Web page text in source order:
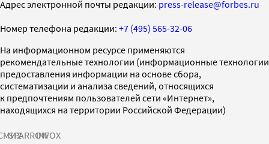
Адрес электронной почты редакции: press-release@forbes.ru
Номер телефона редакции: +7 (495) 565-32-06
На информационном ресурсе применяются
рекомендательные технологии (информационные технологии
предоставления информации на основе сбора,
систематизации и анализа сведений, относящихся
к предпочтениям пользователей сети «Интернет»,
находящихся на территории Российской Федерации)
SPARROWINFOX